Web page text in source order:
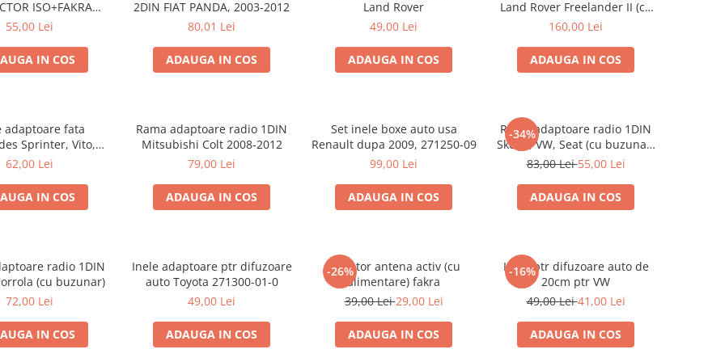
2003>
55,00 Lei
IN COS
2DIN FIAT PANDA, 2003-2012
80,01 Lei
ADAUGA IN COS
Land Rover
49,00 Lei
ADAUGA IN COS
Land Rover Freelander II (cu
buzunar)
160,00 Lei
ADAUGA IN COS
adaptoare fata
Sprinter, Vito,
271190-18
62,00 Lei
IN COS
Rama adaptoare radio 1DIN
Mitsubishi Colt 2008-2012
79,00 Lei
ADAUGA IN COS
Set inele boxe auto usa
Renault dupa 2009, 271250-09
99,00 Lei
ADAUGA IN COS
-34%
Rama adaptoare radio 1DIN
Skoda, VW, Seat (cu buzunar)
40.145
83,00 Lei55,00 Lei
ADAUGA IN COS
radio 1DIN
(cu buzunar)
72,00 Lei
IN COS
Inele adaptoare ptr difuzoare
auto Toyota 271300-01-0
49,00 Lei
ADAUGA IN COS
-26%
Adaptor antena activ (cu
alimentare) fakra
39,00 Lei29,00 Lei
ADAUGA IN COS
-16%
Inele ptr difuzoare auto de
20cm ptr VW
49,00 Lei41,00 Lei
ADAUGA IN COS